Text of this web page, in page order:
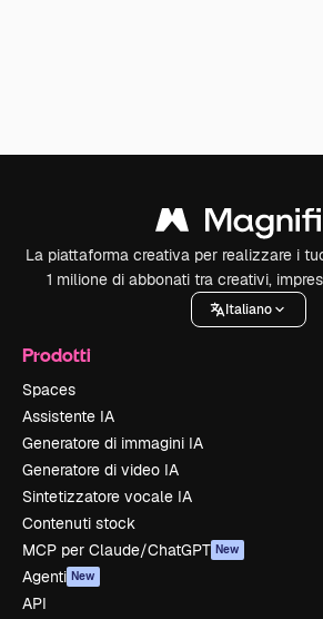
La piattaforma creativa per realizzare i
1 milione di abbonati tra creativi,
Italiano
Prodotti
Spaces
Assistente IA
Generatore di immagini IA
Generatore di video IA
Sintetizzatore vocale IA
Contenuti stock
MCP per Claude/ChatGPT New
Agenti New
API